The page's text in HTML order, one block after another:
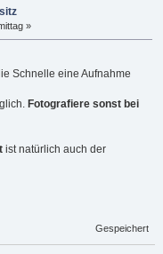
»
Schnelle eine Aufnahme
Fotografiere sonst bei
ist natürlich auch der
Gespeichert